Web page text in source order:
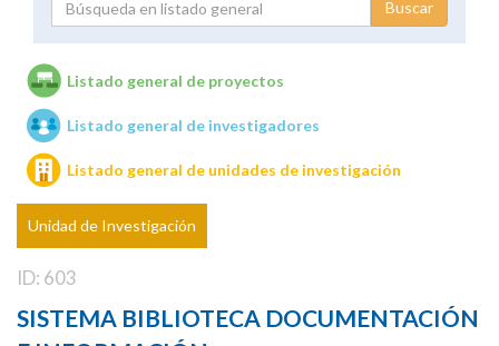
Unidades de investigación
Listado general de proyectos
Listado general de investigadores
Listado general de unidades de investigación
Unidad de Investigación
ID: 603
SISTEMA BIBLIOTECA DOCUMENTACIÓN